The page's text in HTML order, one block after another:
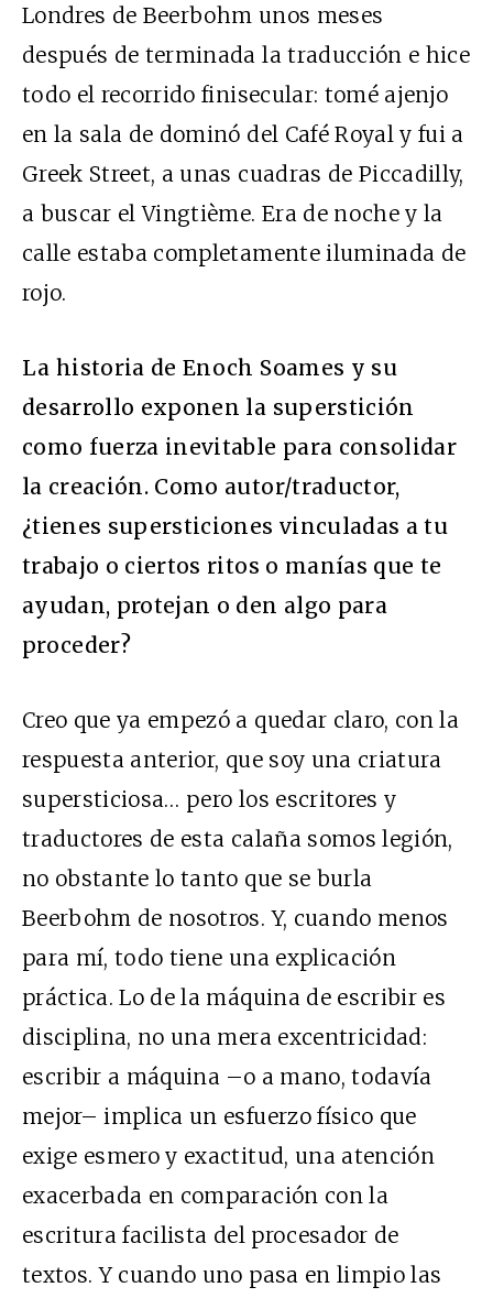
Londres de Beerbohm unos meses
después de terminada la traducción e hice
todo el recorrido finisecular: tomé ajenjo
en la sala de dominó del Café Royal y fui a
Greek Street, a unas cuadras de Piccadilly,
a buscar el Vingtième. Era de noche y la
calle estaba completamente iluminada de
rojo.
La historia de Enoch Soames y su
desarrollo exponen la superstición
como fuerza inevitable para consolidar
la creación. Como autor/traductor,
¿tienes supersticiones vinculadas a tu
trabajo o ciertos ritos o manías que te
ayudan, protejan o den algo para
proceder?
Creo que ya empezó a quedar claro, con la
respuesta anterior, que soy una criatura
supersticiosa… pero los escritores y
traductores de esta calaña somos legión,
no obstante lo tanto que se burla
Beerbohm de nosotros. Y, cuando menos
para mí, todo tiene una explicación
práctica. Lo de la máquina de escribir es
disciplina, no una mera excentricidad:
escribir a máquina –o a mano, todavía
mejor– implica un esfuerzo físico que
exige esmero y exactitud, una atención
exacerbada en comparación con la
escritura facilista del procesador de
textos. Y cuando uno pasa en limpio las